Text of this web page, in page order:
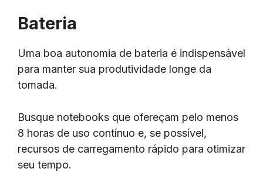
Bateria
Uma boa autonomia de bateria é indispensável
para manter sua produtividade longe da
tomada.
Busque notebooks que ofereçam pelo menos
8 horas de uso contínuo e, se possível,
recursos de carregamento rápido para otimizar
seu tempo.